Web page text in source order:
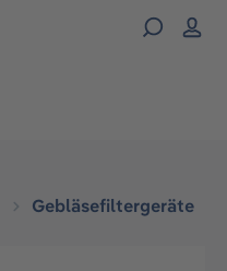
Gebläsefiltergeräte